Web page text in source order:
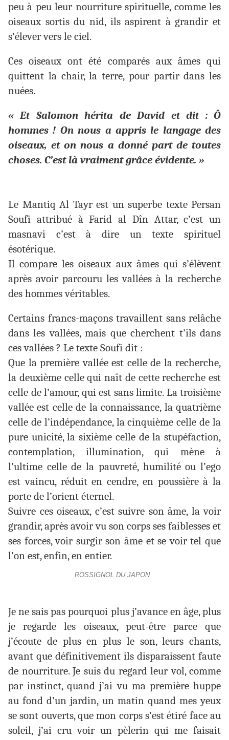
peu à peu leur nourriture spirituelle, comme les
oiseaux sortis du nid, ils aspirent à grandir et
s’élever vers le ciel.
Ces oiseaux ont été comparés aux âmes qui
quittent la chair, la terre, pour partir dans les
nuées.
« Et Salomon hérita de David et dit : Ô
hommes ! On nous a appris le langage des
oiseaux, et on nous a donné part de toutes
choses. C’est là vraiment grâce évidente. »
Le Mantiq Al Tayr est un superbe texte Persan
Soufi attribué à Farid al Dîn Attar, c’est un
masnavi c’est à dire un texte spirituel
ésotérique.
Il compare les oiseaux aux âmes qui s’élèvent
après avoir parcouru les vallées à la recherche
des hommes véritables.
Certains francs-maçons travaillent sans relâche
dans les vallées, mais que cherchent t’ils dans
ces vallées ? Le texte Soufi dit :
Que la première vallée est celle de la recherche,
la deuxième celle qui naît de cette recherche est
celle de l’amour, qui est sans limite. La troisième
vallée est celle de la connaissance, la quatrième
celle de l’indépendance, la cinquième celle de la
pure unicité, la sixième celle de la stupéfaction,
contemplation, illumination, qui mène à
l’ultime celle de la pauvreté, humilité ou l’ego
est vaincu, réduit en cendre, en poussière à la
porte de l’orient éternel.
Suivre ces oiseaux, c’est suivre son âme, la voir
grandir, après avoir vu son corps ses faiblesses et
ses forces, voir surgir son âme et se voir tel que
l’on est, enfin, en entier.
ROSSIGNOL DU JAPON
Je ne sais pas pourquoi plus j’avance en âge, plus
je regarde les oiseaux, peut-être parce que
j’écoute de plus en plus le son, leurs chants,
avant que définitivement ils disparaissent faute
de nourriture. Je suis du regard leur vol, comme
par instinct, quand j’ai vu ma première huppe
au fond d’un jardin, un matin quand mes yeux
se sont ouverts, que mon corps s’est étiré face au
soleil, j’ai cru voir un pèlerin qui me faisait